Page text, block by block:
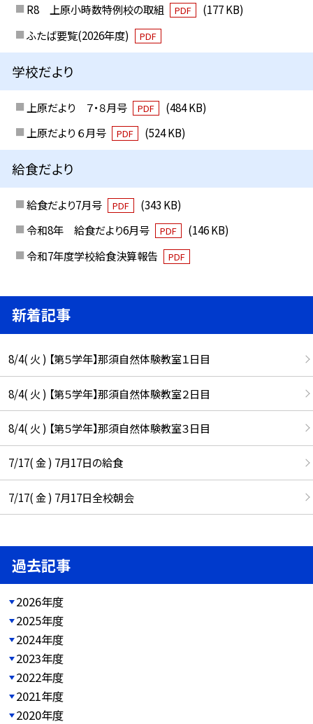
R8 上原小時数特例校の取組
PDF
(177 KB)
ふたば要覧(2026年度)
PDF
学校だより
上原だより ７・８月号 PDF
(484 KB)
上原だより ６月号
PDF (524 KB)
給食だより
給食だより7月号 PDF
(343 KB)
令和8年 給食だより6月号
PDF
(146 KB)
令和7年度学校給食決算報告
PDF
新着記事
8/4( 火 ) 【第５学年】那須自然体験教室１日目
8/4( 火 ) 【第５学年】那須自然体験教室２日目
8/4( 火 ) 【第５学年】那須自然体験教室３日目
7/17( 金 ) 7月17日の給食
7/17( 金 ) 7月17日全校朝会
過去記事
2026年度
2025年度
2024年度
2023年度
2022年度
2021年度
2020年度